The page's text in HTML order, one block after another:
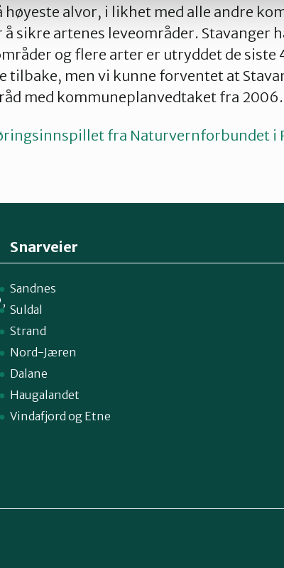
høyeste alvor, i likhet med alle andre
sikre artenes leveområder. Stavanger
og flere arter er utryddet de siste
tilbake, men vi kunne forventet at
med kommuneplanvedtaket fra 2006.
fra Naturvernforbundet i
Snarveier
Sandnes
Suldal
Strand
Nord-Jæren
Dalane
Haugalandet
Vindafjord og Etne